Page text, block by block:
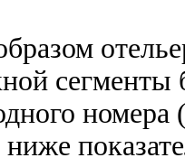
сегменты
ниже